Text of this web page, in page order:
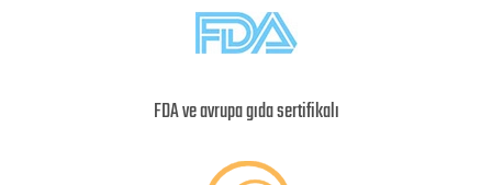
FDA ve avrupa gıda sertifikalı